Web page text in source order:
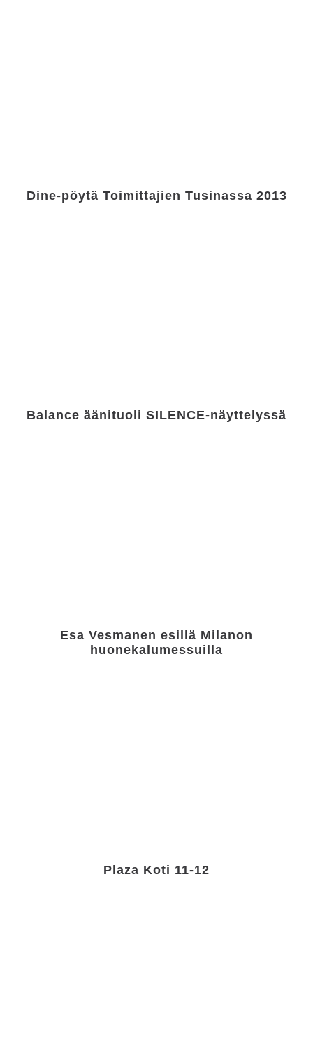
Dine-pöytä Toimittajien Tusinassa 2013
Balance äänituoli SILENCE-näyttelyssä
Esa Vesmanen esillä Milanon
huonekalumessuilla
Plaza Koti 11-12